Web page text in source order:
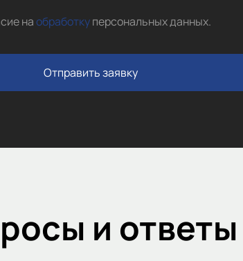
наобработку персональных данных.
Отправить заявку
и ответы